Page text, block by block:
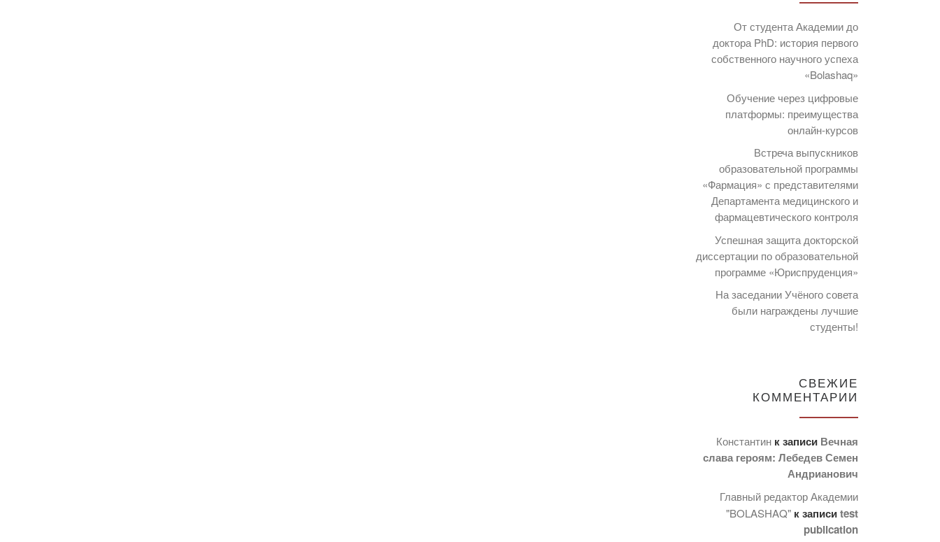
От студента Академии до
доктора PhD: история первого
собственного научного успеха
«Bolashaq»
Обучение через цифровые
платформы: преимущества
онлайн-курсов
Встреча выпускников
образовательной программы
«Фармация» с представителями
Департамента медицинского и
фармацевтического контроля
Успешная защита докторской
диссертации по образовательной
программе «Юриспруденция»
На заседании Учёного совета
были награждены лучшие
студенты!
СВЕЖИЕ
КОММЕНТАРИИ
Константин к записи Вечная
слава героям: Лебедев Семен
Андрианович
Главный редактор Академии
"BOLASHAQ" к записиtest
publication